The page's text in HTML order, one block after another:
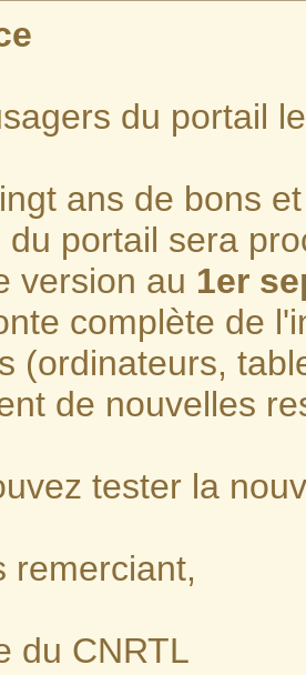
du portail
ans de bons
du portail sera
version au 1er
complète de
(ordinateurs,
de nouvelles
tester la
remerciant,
du CNRTL